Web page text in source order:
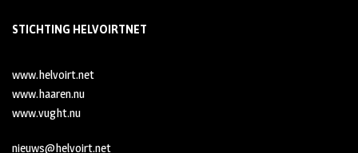
STICHTING HELVOIRTNET
www.helvoirt.net
www.haaren.nu
www.vught.nu
nieuws@helvoirt.net